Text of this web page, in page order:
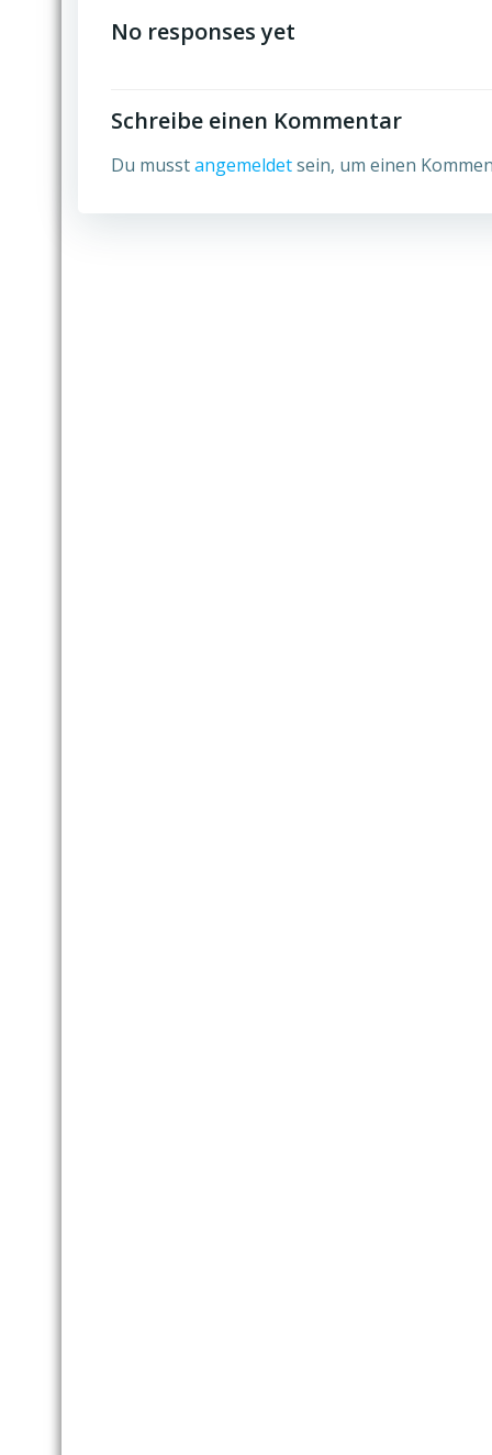
navigation
No responses yet
Schreibe einen Kommentar
Du musstangemeldetsein, um einen